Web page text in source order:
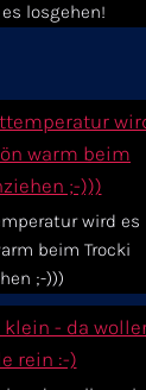
losgehen!
wird es
beim Trocki
;-)))